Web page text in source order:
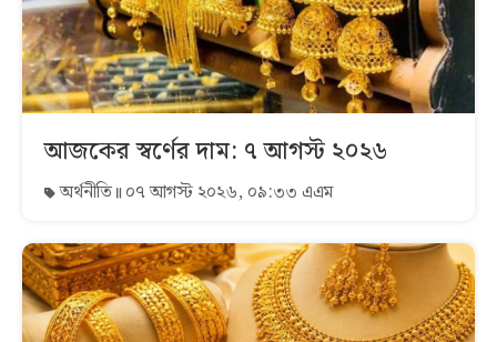
আজকের স্বর্ণের দাম: ৭ আগস্ট ২০২৬
অর্থনীতি ০৭ আগস্ট ২০২৬, ০৯:৩৩ এএম